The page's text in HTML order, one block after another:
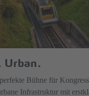
Bühne für
Infrastruktur mit